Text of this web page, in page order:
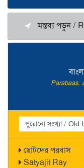
Parabaas,
ছোটদের পরবাস
Satyajit Ray
মন্তব্য পড়ুন /